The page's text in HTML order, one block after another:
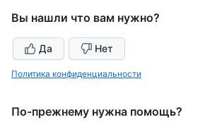
Вы нашли что вам нужно?
Да Нет
Политика конфиденциальности
По-прежнему нужна помощь?